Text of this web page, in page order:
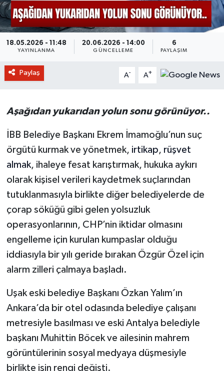
18.05.2026 - 11:48
YAYINLANMA
20.06.2026 - 14:00
GÜNCELLEME
6
PAYLAŞIM
Paylaş A- A+
Aşağıdan yukarıdan yolun sonu görünüyor..
İBB Belediye Başkanı Ekrem İmamoğlu’nun suç
örgütü kurmak ve yönetmek, irtikap, rüşvet
almak, ihaleye fesat karıştırmak, hukuka aykırı
olarak kişisel verileri kaydetmek suçlarından
tutuklanmasıyla birlikte diğer belediyelerde de
çorap söküğü gibi gelen yolsuzluk
operasyonlarının, CHP’nin iktidar olmasını
engelleme için kurulan kumpaslar olduğu
iddiasıyla bir yılı geride bırakan Özgür Özel için
alarm zilleri çalmaya başladı.
Uşak eski belediye Başkanı Özkan Yalım’ın
Ankara’da bir otel odasında belediye çalışanı
metresiyle basılması ve eski Antalya belediyle
başkanı Muhittin Böcek ve ailesinin mahrem
görüntülerinin sosyal medyaya düşmesiyle
birlikte işin rengi değişti.